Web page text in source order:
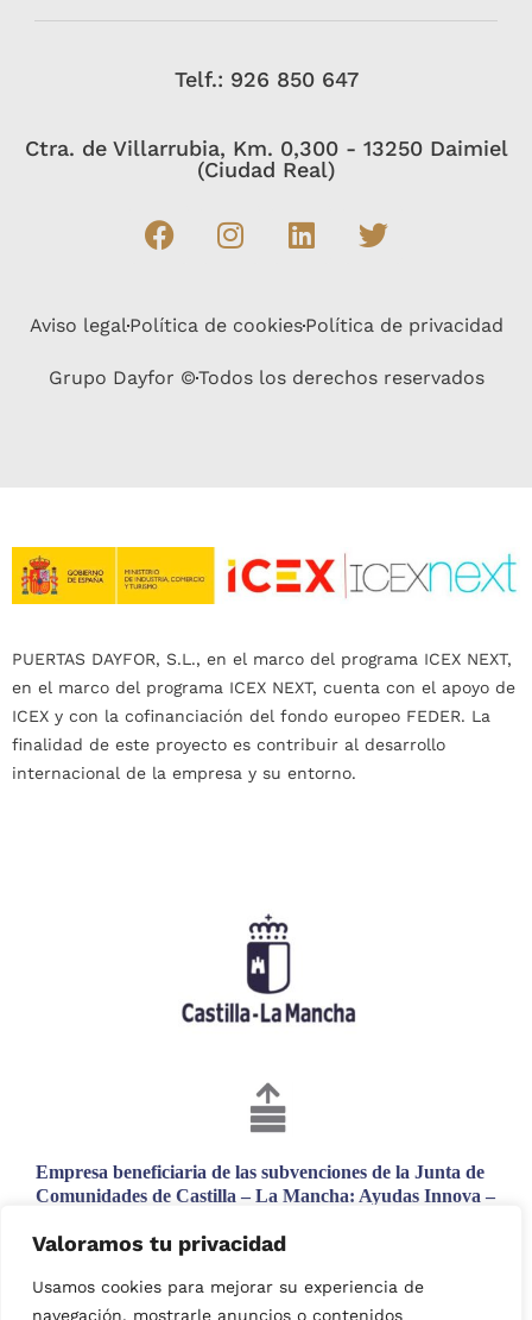
Valoramos tu privacidad
Usamos cookies para mejorar su experiencia de
navegación, mostrarle anuncios o contenidos
Telf.: 926 850 647
Ctra. de Villarrubia, Km. 0,300 - 13250 Daimiel
(Ciudad Real)
Aviso legalPolítica de cookiesPolítica de privacidad
Grupo Dayfor ©Todos los derechos reservados
PUERTAS DAYFOR, S.L., en el marco del programa ICEX NEXT,
en el marco del programa ICEX NEXT, cuenta con el apoyo de
ICEX y con la cofinanciación del fondo europeo FEDER. La
finalidad de este proyecto es contribuir al desarrollo
internacional de la empresa y su entorno.
Empresa beneficiaria de las subvenciones de la Junta de
Comunidades de Castilla – La Mancha: Ayudas Innova –
cofinanciada en un 80 % por el Fondo Europeo de
N.º de expediente: 13/23/IN/024